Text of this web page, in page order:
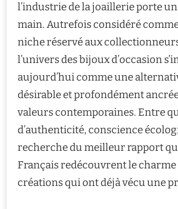
l’industrie de la joaillerie porte
main. Autrefois considéré
niche réservé aux
l’univers des bijoux d’occasion
aujourd’hui comme une
désirable et profondément
valeurs contemporaines. Entre
d’authenticité, conscience
recherche du meilleur rapport
Français redécouvrent le
créations qui ont déjà vécu une